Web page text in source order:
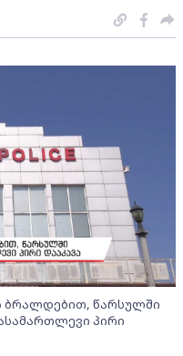
ბრალდებით, წარსულში
პირი